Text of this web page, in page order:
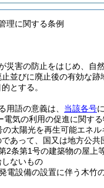
理に関する条例
災害の防止をはじめ、自
並びに廃止後の有効な
とする。
用語の意義は、 当該各号
気の利用の促進に関す
太陽光を再生可能エネル
あって、国又は地方公共
2条第1号の建築物の屋上
ないもの
電設備の設置に伴う木竹